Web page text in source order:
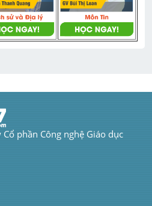
phần Công nghệ Giáo dục